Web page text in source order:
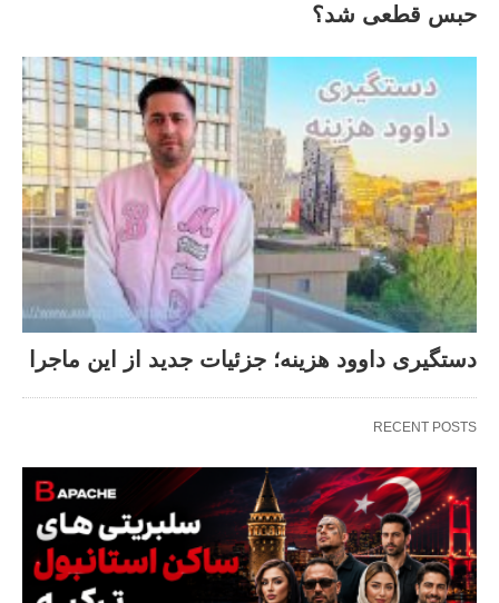
حبس قطعی شد؟
دستگیری داوود هزینه؛ جزئیات جدید از این ماجرا
RECENT POSTS